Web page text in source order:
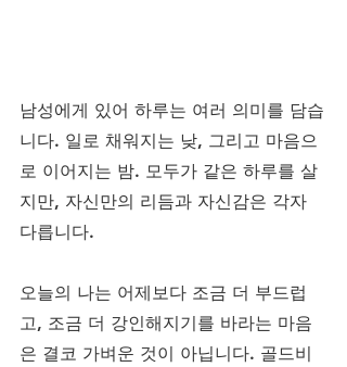
남성에게 있어 하루는 여러 의미를 담습
니다. 일로 채워지는 낮, 그리고 마음으
로 이어지는 밤. 모두가 같은 하루를 살
지만, 자신만의 리듬과 자신감은 각자
다릅니다.
오늘의 나는 어제보다 조금 더 부드럽
고, 조금 더 강인해지기를 바라는 마음
은 결코 가벼운 것이 아닙니다. 골드비